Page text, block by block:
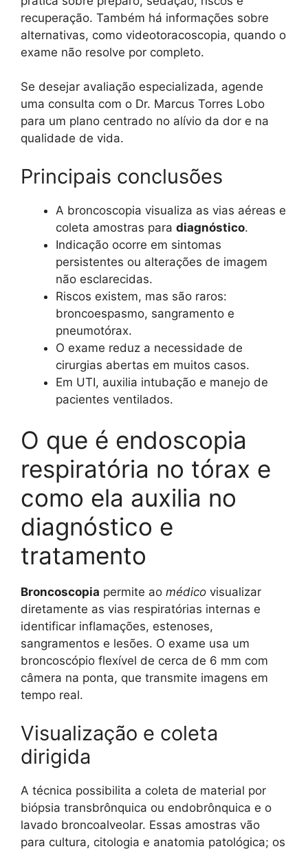
recuperação. Também há informações sobre
alternativas, como videotoracoscopia, quando o
exame não resolve por completo.
Se desejar avaliação especializada, agende
uma consulta com o Dr. Marcus Torres Lobo
para um plano centrado no alívio da dor e na
qualidade de vida.
Principais conclusões
A broncoscopia visualiza as vias aéreas e
coleta amostras para diagnóstico.
Indicação ocorre em sintomas
persistentes ou alterações de imagem
não esclarecidas.
Riscos existem, mas são raros:
broncoespasmo, sangramento e
pneumotórax.
O exame reduz a necessidade de
cirurgias abertas em muitos casos.
Em UTI, auxilia intubação e manejo de
pacientes ventilados.
O que é endoscopia
respiratória no tórax e
como ela auxilia no
diagnóstico e
tratamento
Broncoscopia permite ao médico visualizar
diretamente as vias respiratórias internas e
identificar inflamações, estenoses,
sangramentos e lesões. O exame usa um
broncoscópio flexível de cerca de 6 mm com
câmera na ponta, que transmite imagens em
tempo real.
Visualização e coleta
dirigida
A técnica possibilita a coleta de material por
biópsia transbrônquica ou endobrônquica e o
lavado broncoalveolar. Essas amostras vão
para cultura, citologia e anatomia patológica; os